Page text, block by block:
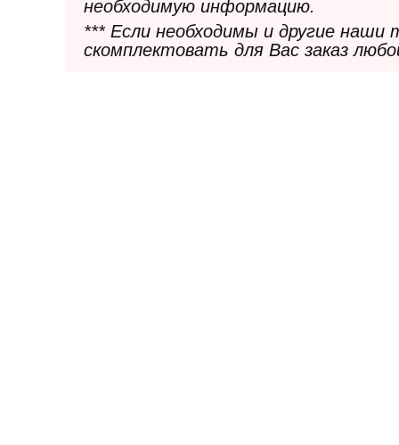
необходимую информацию.
*** Если необходимы и другие
скомплектовать для Вас заказ